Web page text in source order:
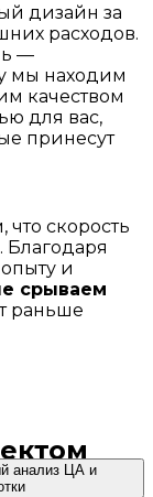
дизайн за
расходов.
—
мы находим
качеством
для вас,
принесут
скорость
Благодаря
и
срываем
раньше
анализ ЦА и